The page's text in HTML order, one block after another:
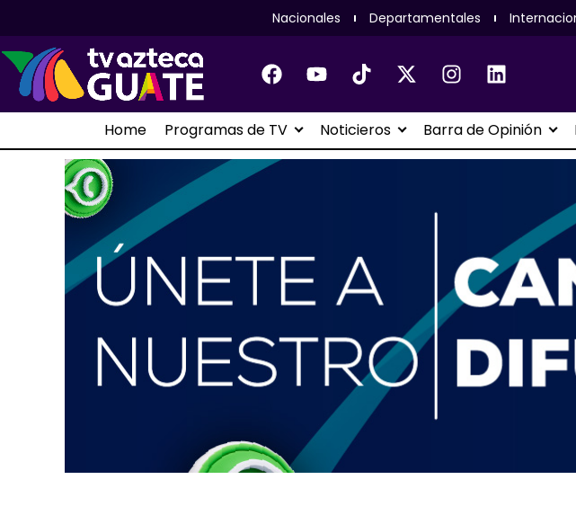
Nacionales Departamentales
Home Programas de TV Noticieros Barra de Opinión